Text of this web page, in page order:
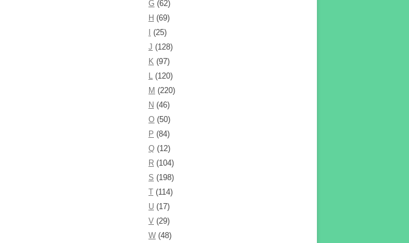
G (62)
H (69)
(25)
J (128)
K (97)
L (120)
M (220)
N (46)
O (50)
P (84)
Q (12)
R (104)
S (198)
T (114)
U (17)
V (29)
W (48)